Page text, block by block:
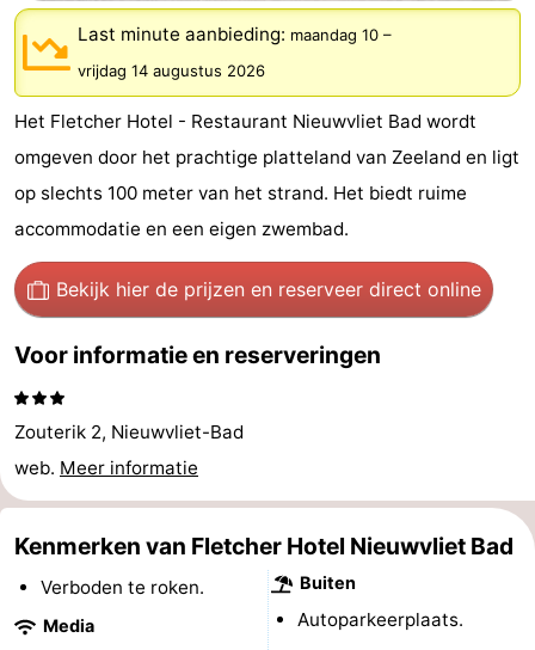
Bad
Meersee
-
Resort
Nieuwvliet-
Bad
De
Meulinge
EuroParcs
Cadzand
-
Hoogduin
-
Noordzee
Résidence
Cadzand-
Bad
-
Resort
Nieuwvliet-
Bad
-
Schoneveld
-
Strand
Resort
Bad
-
Waterdunen
-
Zonneweelde
-
Last minute aanbieding: maandag 10 –
vrijdag 14 augustus 2026
Het Fletcher Hotel - Restaurant Nieuwvliet Bad wordt
omgeven door het prachtige platteland van Zeeland en ligt
op slechts 100 meter van het strand. Het biedt ruime
accommodatie en een eigen zwembad.
Bekijk hier de prijzen en reserveer direct online
Voor informatie en reserveringen
Zouterik 2, Nieuwvliet-Bad
web. Meer informatie
Kenmerken van Fletcher Hotel Nieuwvliet Bad
Verboden te roken.
Media
Buiten
Autoparkeerplaats.